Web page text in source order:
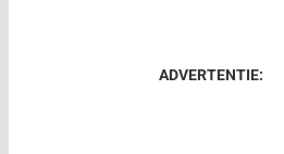
ADVERTENTIE: